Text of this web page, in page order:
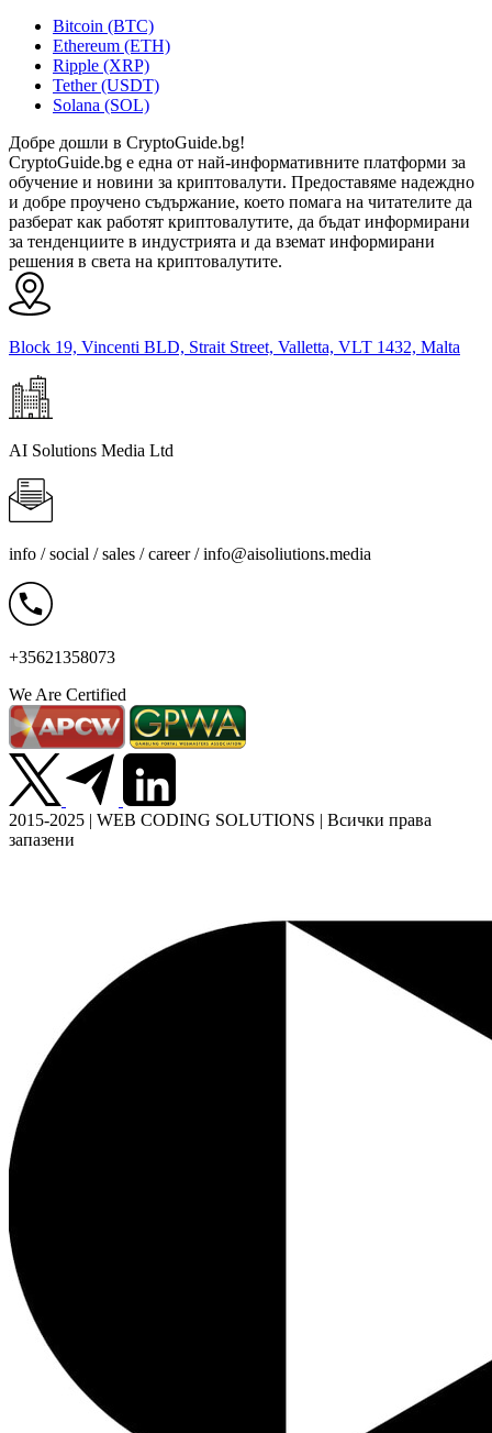
Bitcoin (BTC)
Ethereum (ETH)
Ripple (XRP)
Tether (USDT)
Solana (SOL)
Добре дошли в CryptoGuide.bg!
CryptoGuide.bg е една от най-информативните платформи за
обучение и новини за криптовалути. Предоставяме надеждно
и добре проучено съдържание, което помага на читателите да
разберат как работят криптовалутите, да бъдат информирани
за тенденциите в индустрията и да вземат информирани
решения в света на криптовалутите.
Block 19, Vincenti BLD, Strait Street, Valletta, VLT 1432, Malta
AI Solutions Media Ltd
info / social / sales / career /info@aisoliutions.media
+35621358073
We Are Certified
2015-2025 | WEB CODING SOLUTIONS | Всички права
запазени